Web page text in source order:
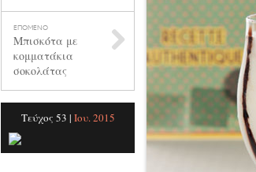
ΕΠΟΜΕΝΟ
Μπισκότα με
κομματάκια
σοκολάτας
Τεύχος 53 | Ιου. 2015